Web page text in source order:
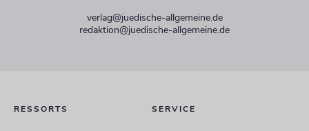
verlag@juedische-allgemeine.de
redaktion@juedische-allgemeine.de
RESSORTS SERVICE